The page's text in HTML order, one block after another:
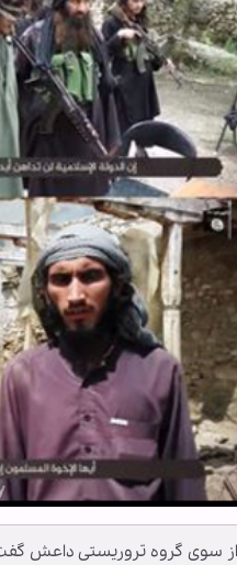
سوی گروه تروریستی داعش گفت